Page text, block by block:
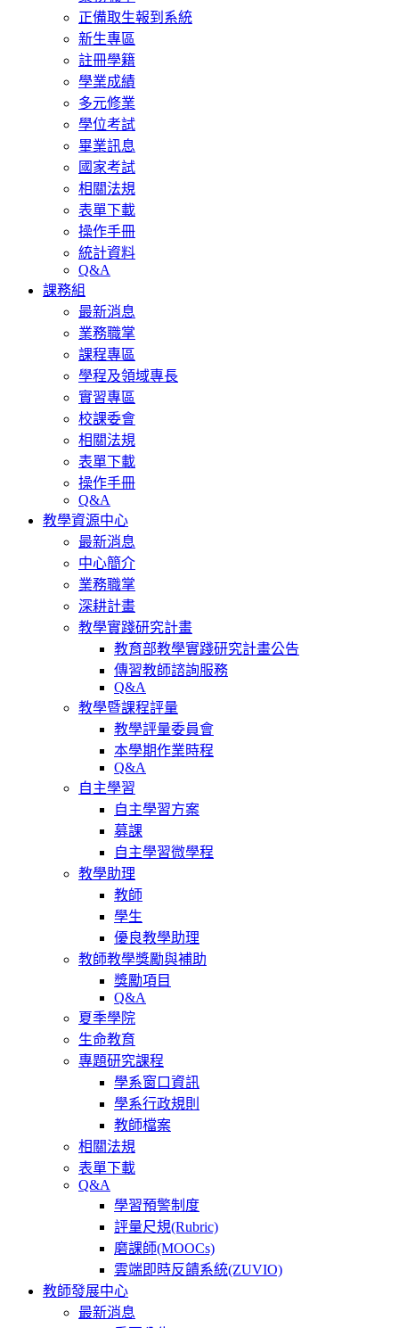
正備取生報到系統
新生專區
註冊學籍
學業成績
多元修業
學位考試
畢業訊息
國家考試
相關法規
表單下載
操作手冊
統計資料
Q&A
課務組
最新消息
業務職掌
課程專區
學程及領域專長
實習專區
校課委會
相關法規
表單下載
操作手冊
Q&A
教學資源中心
最新消息
中心簡介
業務職掌
深耕計畫
教學實踐研究計畫
教育部教學實踐研究計畫公告
傳習教師諮詢服務
Q&A
教學暨課程評量
教學評量委員會
本學期作業時程
Q&A
自主學習
自主學習方案
募課
自主學習微學程
教學助理
教師
學生
優良教學助理
教師教學獎勵與補助
獎勵項目
Q&A
夏季學院
生命教育
專題研究課程
學系窗口資訊
學系行政規則
教師檔案
相關法規
表單下載
Q&A
學習預警制度
評量尺規(Rubric)
磨課師(MOOCs)
雲端即時反饋系統(ZUVIO)
教師發展中心
最新消息